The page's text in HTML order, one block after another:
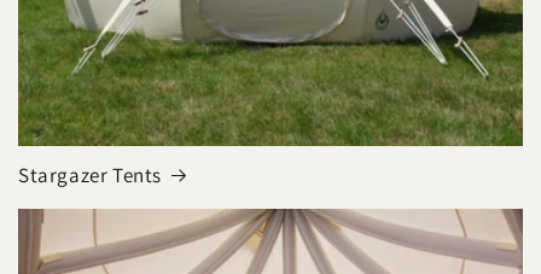
Stargazer Tents